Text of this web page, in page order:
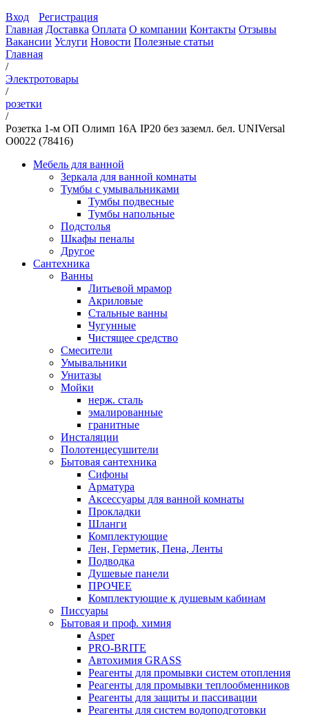
Вход
Регистрация
Главная Доставка Оплата О компании Контакты Отзывы
Вакансии Услуги Новости Полезные статьи
Главная
/
Электротовары
/
розетки
/
Розетка 1-м ОП Олимп 16А IP20 без заземл. бел. UNIVersal
О0022 (78416)
Мебель для ванной
Зеркала для ванной комнаты
Тумбы с умывальниками
Тумбы подвесные
Тумбы напольные
Подстолья
Шкафы пеналы
Другое
Сантехника
Ванны
Литьевой мрамор
Акриловые
Стальные ванны
Чугунные
Чистящее средство
Смесители
Умывальники
Унитазы
Мойки
нерж. сталь
эмалированные
гранитные
Инсталяции
Полотенцесушители
Бытовая сантехника
Сифоны
Арматура
Аксессуары для ванной комнаты
Прокладки
Шланги
Комплектующие
Лен, Герметик, Пена, Ленты
Подводка
Душевые панели
ПРОЧЕЕ
Комплектующие к душевым кабинам
Писсуары
Бытовая и проф. химия
Asper
PRO-BRITE
Автохимия GRASS
Реагенты для промывки систем отопления
Реагенты для промывки теплообменников
Реагенты для защиты и пассивации
Реагенты для систем водоподготовки